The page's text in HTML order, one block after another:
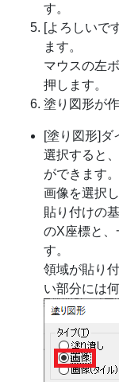
す。
[よろしいで
ます。
マウスの左
押します。
塗り図形が
[塗り図形]ダ
選択すると
ができます
画像を選択し
貼り付けの
のX座標と、
す。
領域が貼り
い部分には